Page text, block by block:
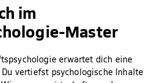
im
Master
erwartet dich eine
vertiefst psychologische Inhalte